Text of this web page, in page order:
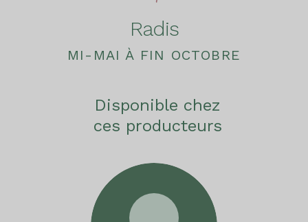
Radis
MI-MAI À FIN OCTOBRE
Disponible chez
ces producteurs